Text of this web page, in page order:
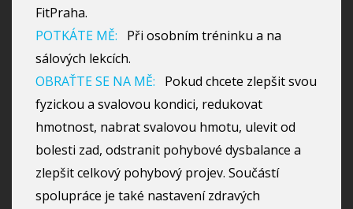
FitPraha.
POTKÁTE MĚ:
Při osobním tréninku a na
sálových lekcích.
OBRAŤTE SE NA MĚ:
Pokud chcete zlepšit svou
fyzickou a svalovou kondici, redukovat
hmotnost, nabrat svalovou hmotu, ulevit od
bolesti zad, odstranit pohybové dysbalance a
zlepšit celkový pohybový projev. Součástí
spolupráce je také nastavení zdravých